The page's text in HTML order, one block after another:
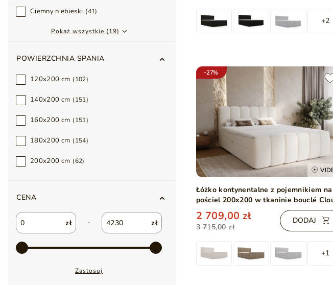
Ciemny niebieski 41
Pokaż wszystkie (19)
POWIERZCHNIA SPANIA
120x200 cm 102
140x200 cm 151
160x200 cm 151
180x200 cm 154
200x200 cm 62
CENA
zł - zł
Zastosuj
+2
-27%
Łóżko kontynentalne z pojemnikiem na
pościel 200x200 w tkaninie bouclé
Beżowe
3 715,00 zł
2 709,00 zł DODAJ
+1